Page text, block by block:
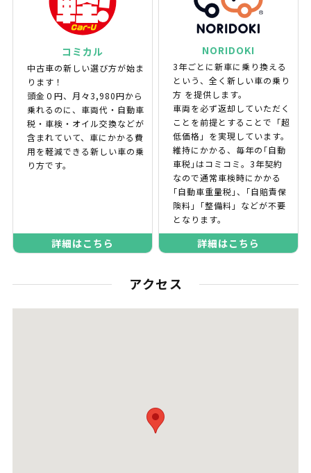
コミカル
中古車の新しい選び方が始ま
ります！
頭金０円、月々3,980円から
乗れるのに、車両代・自動車
税・車検・オイル交換などが
含まれていて、車にかかる費
用を軽減できる新しい車の乗
り方です。
詳細はこちら
NORIDOKI
3年ごとに新車に乗り換える
という、全く新しい車の乗り
方 を提供します。
車両を必ず返却していただく
ことを前提とすることで「超
低価格」を実現しています。
維持にかかる、毎年の｢自動
車税｣はコミコミ。3年契約
なので通常車検時にかかる
｢自動車重量税｣、｢自賠責保
険料｣「整備料」などが不要
となります。
詳細はこちら
アクセス